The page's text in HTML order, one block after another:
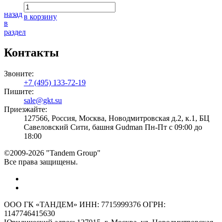
в корзину
назад
в
раздел
Контакты
Звоните:
+7 (495) 133-72-19
Пишите:
sale@gkt.su
Приезжайте:
127566, Россия, Москва, Новодмитровская д.2, к.1, БЦ
Савеловский Сити, башня Gudman Пн-Пт с 09:00 до
18:00
©2009-2026 "Tandem Group"
Все права защищены.
ООО ГК «ТАНДЕМ» ИНН: 7715999376 ОГРН:
1147746415630